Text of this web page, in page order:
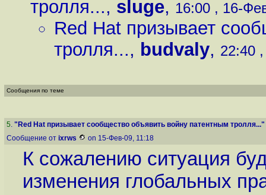
тролля..., sluge, 16:00 , 16-
Red Hat призывает
тролля..., budvaly, 22:40
Сообщения по теме
5. "Red Hat призывает сообщество объявить войну патентным тролля..."
Сообщение от ixrws on 15-Фев-09, 11:18
К сожалению ситуация
изменения глобальных